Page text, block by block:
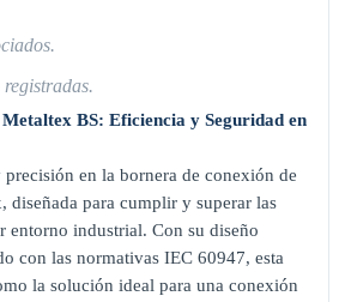
BS: Eficiencia y Seguridad en
en la bornera de conexión de
diseñada para cumplir y superar las
entorno industrial. Con su diseño
con las normativas IEC 60947, esta
la solución ideal para una conexión